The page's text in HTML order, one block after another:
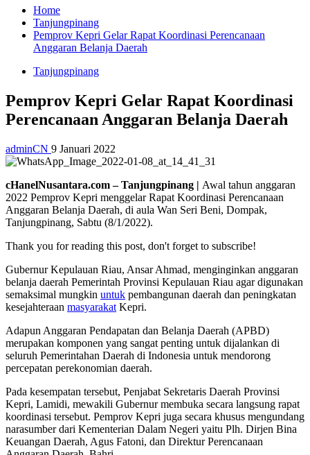
Home
Tanjungpinang
Pemprov Kepri Gelar Rapat Koordinasi Perencanaan
Anggaran Belanja Daerah
Tanjungpinang
Pemprov Kepri Gelar Rapat Koordinasi
Perencanaan Anggaran Belanja Daerah
adminCN 9 Januari 2022
cHanelNusantara.com – Tanjungpinang | Awal tahun anggaran
2022 Pemprov Kepri menggelar Rapat Koordinasi Perencanaan
Anggaran Belanja Daerah, di aula Wan Seri Beni, Dompak,
Tanjungpinang, Sabtu (8/1/2022).
Thank you for reading this post, don't forget to subscribe!
Gubernur Kepulauan Riau, Ansar Ahmad, menginginkan anggaran
belanja daerah Pemerintah Provinsi Kepulauan Riau agar digunakan
semaksimal mungkin untuk pembangunan daerah dan peningkatan
kesejahteraan masyarakat Kepri.
Adapun Anggaran Pendapatan dan Belanja Daerah (APBD)
merupakan komponen yang sangat penting untuk dijalankan di
seluruh Pemerintahan Daerah di Indonesia untuk mendorong
percepatan perekonomian daerah.
Pada kesempatan tersebut, Penjabat Sekretaris Daerah Provinsi
Kepri, Lamidi, mewakili Gubernur membuka secara langsung rapat
koordinasi tersebut. Pemprov Kepri juga secara khusus mengundang
narasumber dari Kementerian Dalam Negeri yaitu Plh. Dirjen Bina
Keuangan Daerah, Agus Fatoni, dan Direktur Perencanaan